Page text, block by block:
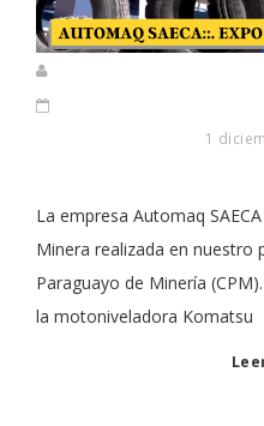
1
La empresa Automaq
Minera realizada en nuestro
Paraguayo de Minería
la motoniveladora Komatsu